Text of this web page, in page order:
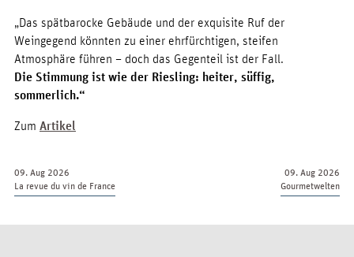
„Das spätbarocke Gebäude und der exquisite Ruf der
Weingegend könnten zu einer ehrfürchtigen, steifen
Atmosphäre führen – doch das Gegenteil ist der Fall.
Die Stimmung ist wie der Riesling: heiter, süffig,
sommerlich.“
Zum Artikel
09. Aug 2026
La revue du vin de France
09. Aug 2026
Gourmetwelten